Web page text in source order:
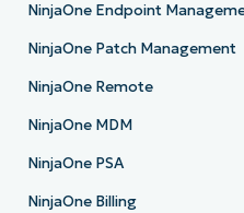
NinjaOne Endpoint
NinjaOne Patch Management
NinjaOne Remote
NinjaOne MDM
NinjaOne PSA
NinjaOne Billing